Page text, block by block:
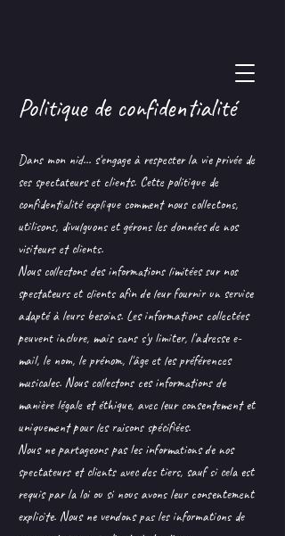
Politique de confidentialité
Dans mon nid... s'engage à respecter la vie privée de
ses spectateurs et clients. Cette politique de
confidentialité explique comment nous collectons,
utilisons, divulguons et gérons les données de nos
visiteurs et clients.
Nous collectons des informations limitées sur nos
spectateurs et clients afin de leur fournir un service
adapté à leurs besoins. Les informations collectées
peuvent inclure, mais sans s'y limiter, l'adresse e-
mail, le nom, le prénom, l'âge et les préférences
musicales. Nous collectons ces informations de
manière légale et éthique, avec leur consentement et
uniquement pour les raisons spécifiées.
Nous ne partageons pas les informations de nos
spectateurs et clients avec des tiers, sauf si cela est
requis par la loi ou si nous avons leur consentement
explicite. Nous ne vendons pas les informations de